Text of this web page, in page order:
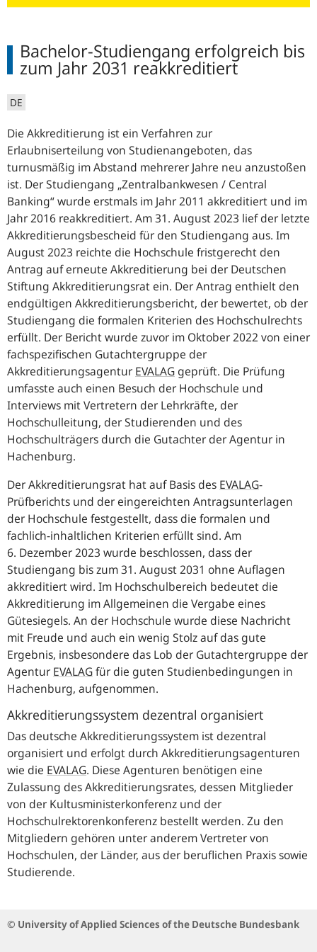
Bachelor-Studiengang erfolgreich bis
zum Jahr 2031 reakkreditiert
DE
Die Akkreditierung ist ein Verfahren zur
Erlaubniserteilung von Studienangeboten, das
turnusmäßig im Abstand mehrerer Jahre neu anzustoßen
ist. Der Studiengang „Zentralbankwesen / Central
Banking“ wurde erstmals im Jahr 2011 akkreditiert und im
Jahr 2016 reakkreditiert. Am 31. August 2023 lief der letzte
Akkreditierungsbescheid für den Studiengang aus. Im
August 2023 reichte die Hochschule fristgerecht den
Antrag auf erneute Akkreditierung bei der Deutschen
Stiftung Akkreditierungsrat ein. Der Antrag enthielt den
endgültigen Akkreditierungsbericht, der bewertet, ob der
Studiengang die formalen Kriterien des Hochschulrechts
erfüllt. Der Bericht wurde zuvor im Oktober 2022 von einer
fachspezifischen Gutachtergruppe der
Akkreditierungsagentur EVALAG geprüft. Die Prüfung
umfasste auch einen Besuch der Hochschule und
Interviews mit Vertretern der Lehrkräfte, der
Hochschulleitung, der Studierenden und des
Hochschulträgers durch die Gutachter der Agentur in
Hachenburg.
Der Akkreditierungsrat hat auf Basis des EVALAG-
Prüfberichts und der eingereichten Antragsunterlagen
der Hochschule festgestellt, dass die formalen und
fachlich-inhaltlichen Kriterien erfüllt sind. Am
6. Dezember 2023 wurde beschlossen, dass der
Studiengang bis zum 31. August 2031 ohne Auflagen
akkreditiert wird. Im Hochschulbereich bedeutet die
Akkreditierung im Allgemeinen die Vergabe eines
Gütesiegels. An der Hochschule wurde diese Nachricht
mit Freude und auch ein wenig Stolz auf das gute
Ergebnis, insbesondere das Lob der Gutachtergruppe der
Agentur EVALAGfür die guten Studienbedingungen in
Hachenburg, aufgenommen.
Akkreditierungssystem dezentral organisiert
Das deutsche Akkreditierungssystem ist dezentral
organisiert und erfolgt durch Akkreditierungsagenturen
wie die EVALAG. Diese Agenturen benötigen eine
Zulassung des Akkreditierungsrates, dessen Mitglieder
von der Kultusministerkonferenz und der
Hochschulrektorenkonferenz bestellt werden. Zu den
Mitgliedern gehören unter anderem Vertreter von
Hochschulen, der Länder, aus der beruflichen Praxis sowie
Studierende.
© University of Applied Sciences of the Deutsche Bundesbank